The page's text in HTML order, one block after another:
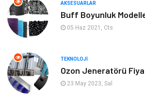
Mobilya
Gayrimenkul
Ev İşleri
Astroloji
AKSESUARLAR
Buff Boyunluk
05 Haz 2021, Cts
TEKNOLOJI
Ozon Jeneratörü
23 May 2023, Sal